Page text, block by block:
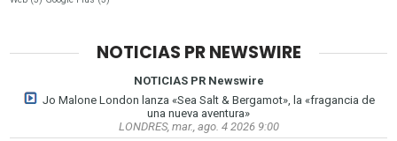
NOTICIAS PR NEWSWIRE
NOTICIAS PR Newswire
Jo Malone London lanza «Sea Salt & Bergamot», la «fragancia de
una nueva aventura»
LONDRES, mar., ago. 4 2026 9:00